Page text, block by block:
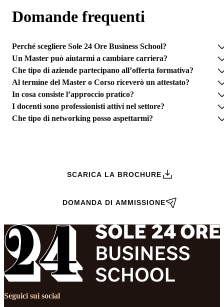
Domande frequenti
Perché scegliere Sole 24 Ore Business School?
Un Master può aiutarmi a cambiare carriera?
Che tipo di aziende partecipano all’offerta formativa?
Al termine del Master o Corso riceverò un attestato?
In cosa consiste l’approccio pratico?
I docenti sono professionisti attivi nel settore?
Che tipo di networking posso aspettarmi?
SCARICA LA BROCHURE
DOMANDA DI AMMISSIONE
Seguici sui social